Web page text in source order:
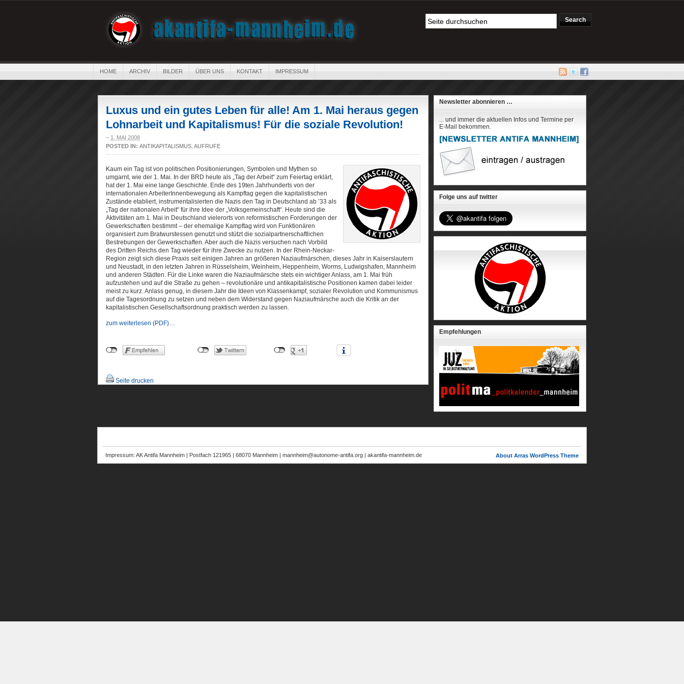
HOME ARCHIV BILDER ÜBER UNS KONTAKT IMPRESSUM
Luxus und ein gutes Leben für alle! Am 1. Mai heraus gegen
Lohnarbeit und Kapitalismus! Für die soziale Revolution!
– 1. MAI 2008
POSTED IN: ANTIKAPITALISMUS AUFRUFE
Kaum ein Tag ist von politischen Positionierungen, Symbolen und Mythen so
umgarnt, wie der 1. Mai. In der BRD heute als „Tag der Arbeit“ zum Feiertag erklärt,
hat der 1. Mai eine lange Geschichte. Ende des 19ten Jahrhunderts von der
internationalen ArbeiterInnenbewegung als Kampftag gegen die kapitalistischen
Zustände etabliert, instrumentalisierten die Nazis den Tag in Deutschland ab ’33 als
„Tag der nationalen Arbeit“ für ihre Idee der „Volksgemeinschaft“. Heute sind die
Aktivitäten am 1. Mai in Deutschland vielerorts von reformistischen Forderungen der
Gewerkschaften bestimmt – der ehemalige Kampftag wird von Funktionären
organisiert zum Bratwurstessen genutzt und stützt die sozialpartnerschaftlichen
Bestrebungen der Gewerkschaften. Aber auch die Nazis versuchen nach Vorbild
des Dritten Reichs den Tag wieder für ihre Zwecke zu nutzen. In der Rhein-Neckar-
Region zeigt sich diese Praxis seit einigen Jahren an größeren Naziaufmärschen, dieses Jahr in Kaiserslautern
und Neustadt, in den letzten Jahren in Rüsselsheim, Weinheim, Heppenheim, Worms, Ludwigshafen, Mannheim
und anderen Städten. Für die Linke waren die Naziaufmärsche stets ein wichtiger Anlass, am 1. Mai früh
aufzustehen und auf die Straße zu gehen – revolutionäre und antikapitalistische Positionen kamen dabei leider
meist zu kurz. Anlass genug, in diesem Jahr die Ideen von Klassenkampf, sozialer Revolution und Kommunismus
auf die Tagesordnung zu setzen und neben dem Widerstand gegen Naziaufmärsche auch die Kritik an der
kapitalistischen Gesellschaftsordnung praktisch werden zu lassen.
zum weiterlesen (PDF)…
Seite drucken
Newsletter abonnieren …
... und immer die aktuellen Infos und Termine per
E-Mail bekommen.
Folge uns auf twitter
Empfehlungen
About Arras WordPress Theme
Impressum: AK Antifa Mannheim | Postfach 121965 | 68070 Mannheim | mannheim@autonome-antifa.org | akantifa-mannheim.de